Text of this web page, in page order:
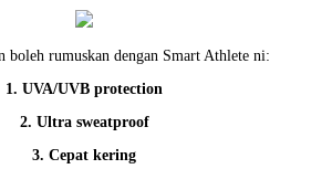
boleh rumuskan dengan Smart Athlete ni:
1. UVA/UVB protection
2. Ultra sweatproof
3. Cepat kering